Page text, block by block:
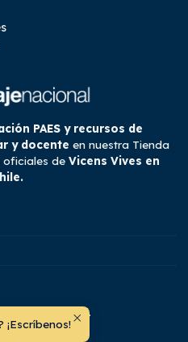
PAES y recursos de
y docente en nuestra Tienda
oficiales de Vicens Vives en
Puntaje Nacional.
reservados
¡Escríbenos!